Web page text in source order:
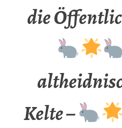
die
Kelte –